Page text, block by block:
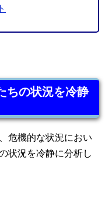
ちの状況を冷静
危機的な状況におい
状況を冷静に分析し